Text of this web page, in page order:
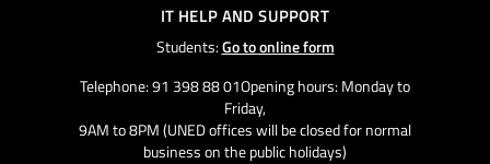
IT HELP AND SUPPORT
Students:Go to online form
Telephone: 91 398 88 01Opening hours: Monday to
Friday,
9AM to 8PM (UNED offices will be closed for normal
business on the public holidays)